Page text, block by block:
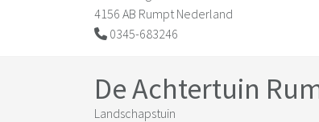
4156 AB Rumpt Nederland
0345-683246
De Achtertuin
Landschapstuin